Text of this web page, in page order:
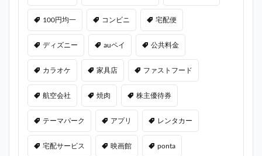
100円均一 コンビニ 宅配便
ディズニー auペイ 公共料金
カラオケ 家具店 ファストフード
航空会社 焼肉 株主優待券
テーマパーク アプリ レンタカー
宅配サービス 映画館 ponta